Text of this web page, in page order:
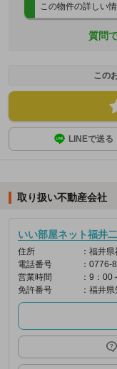
この物件の詳しい
質問
この
LINEで送る
取り扱い不動産会社
いい部屋ネット福井
住所
：福井
電話番号
：0776-
営業時間
：9：00
免許番号
：福井